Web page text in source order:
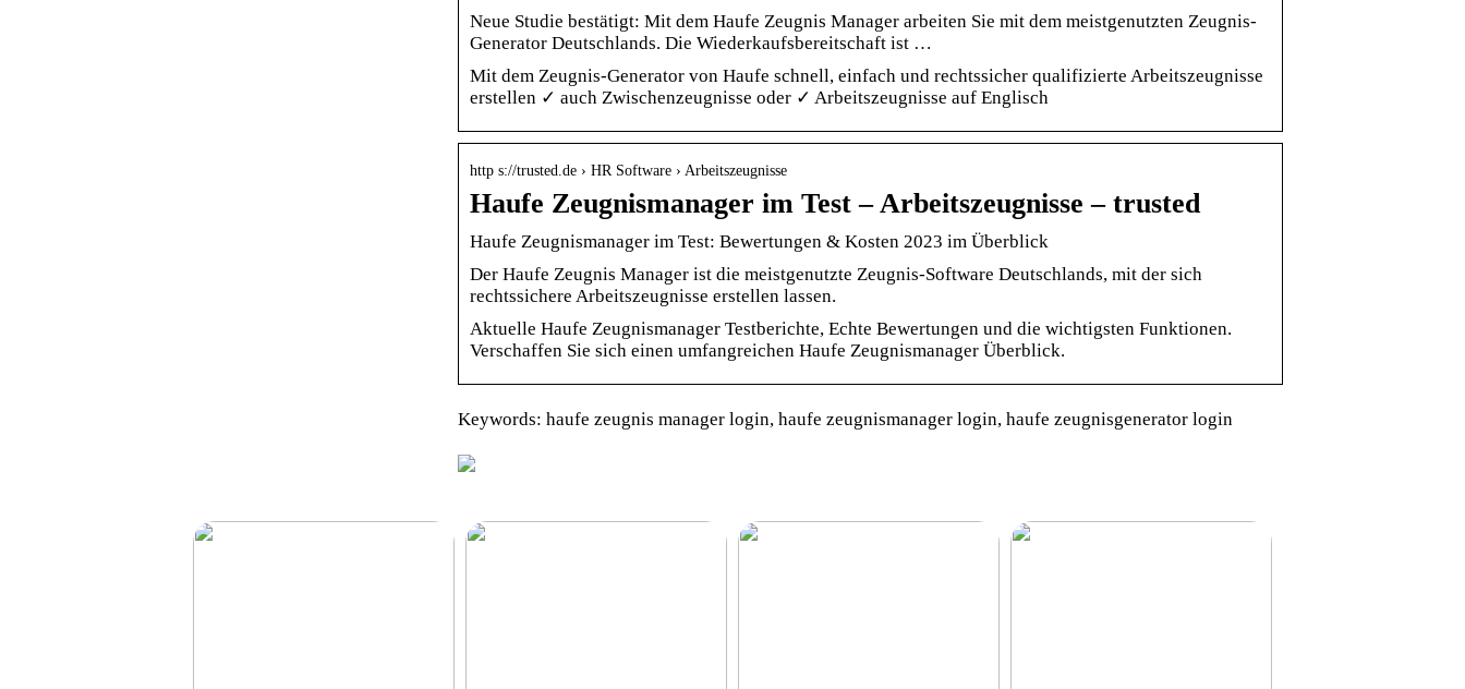
Neue Studie bestätigt: Mit dem Haufe Zeugnis Manager arbeiten Sie mit dem meistgenutzten Zeugnis-
Generator Deutschlands. Die Wiederkaufsbereitschaft ist …
Mit dem Zeugnis-Generator von Haufe schnell, einfach und rechtssicher qualifizierte Arbeitszeugnisse
erstellen ✓ auch Zwischenzeugnisse oder ✓ Arbeitszeugnisse auf Englisch
http s://trusted.de › HR Software › Arbeitszeugnisse
Haufe Zeugnismanager im Test – Arbeitszeugnisse – trusted
Haufe Zeugnismanager im Test: Bewertungen & Kosten 2023 im Überblick
Der Haufe Zeugnis Manager ist die meistgenutzte Zeugnis-Software Deutschlands, mit der sich
rechtssichere Arbeitszeugnisse erstellen lassen.
Aktuelle Haufe Zeugnismanager Testberichte, Echte Bewertungen und die wichtigsten Funktionen.
Verschaffen Sie sich einen umfangreichen Haufe Zeugnismanager Überblick.
Keywords: haufe zeugnis manager login, haufe zeugnismanager login, haufe zeugnisgenerator login